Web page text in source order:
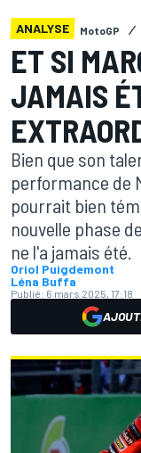
ANALYSE MotoGP
ET SI
JAMAIS
Bien que son
performance de
pourrait bien
nouvelle phase
ne l'a jamais été.
Oriol Puigdemont
Léna Buffa
Publié: 6 mars 2025, 17:18